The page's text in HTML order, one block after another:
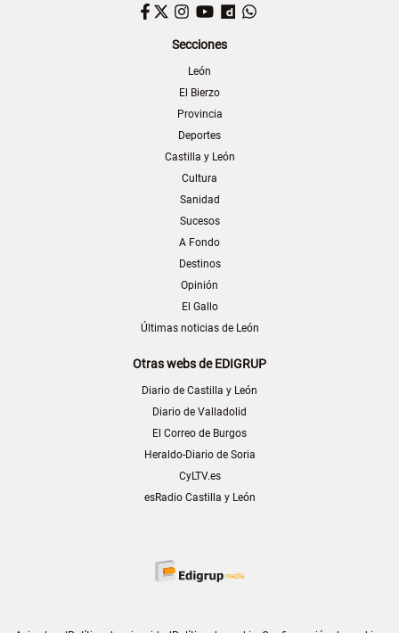
Facebook
TwitterInstagram
YouTubeDailymotion
Secciones
León
El Bierzo
Provincia
Deportes
Castilla y León
Cultura
Sanidad
Sucesos
A Fondo
Destinos
Opinión
El Gallo
Últimas noticias de León
Otras webs de EDIGRUP
Diario de Castilla y León
Diario de Valladolid
El Correo de Burgos
Heraldo-Diario de Soria
CyLTV.es
esRadio Castilla y León